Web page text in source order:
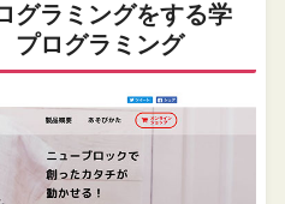
グラミングをする学
プログラミング